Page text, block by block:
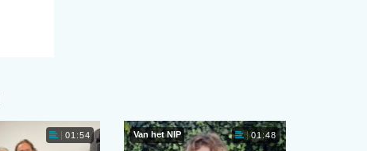
01:54 Van het NIP 01:48